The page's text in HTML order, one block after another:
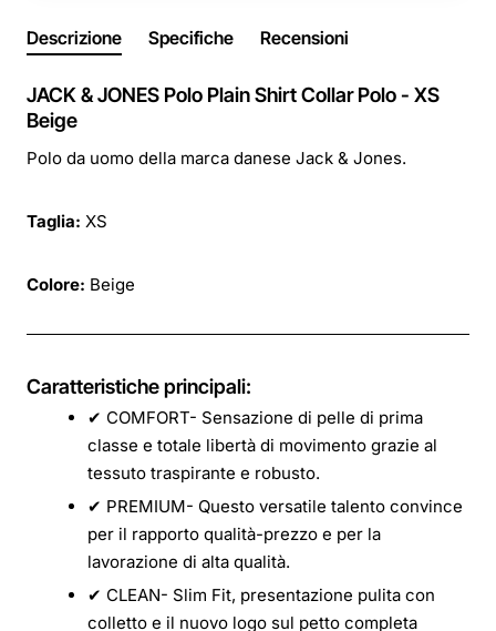
Descrizione Specifiche Recensioni
JACK & JONES Polo Plain Shirt Collar Polo - XS
Beige
Polo da uomo della marca danese Jack & Jones.
Taglia: XS
Colore: Beige
Caratteristiche principali:
✔ COMFORT- Sensazione di pelle di prima
classe e totale libertà di movimento grazie al
tessuto traspirante e robusto.
✔ PREMIUM- Questo versatile talento convince
per il rapporto qualità-prezzo e per la
lavorazione di alta qualità.
✔ CLEAN- Slim Fit, presentazione pulita con
colletto e il nuovo logo sul petto completa